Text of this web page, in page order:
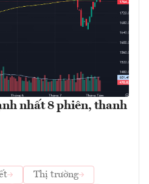
nhất 8 phiên, thanh
Thị trường